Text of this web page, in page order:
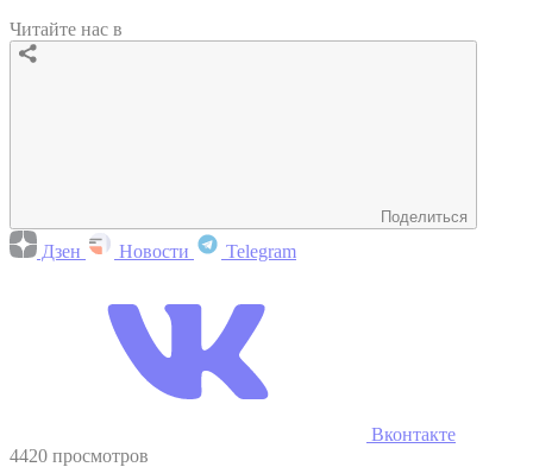
Читайте нас в
Поделиться
Дзен Новости Telegram
Вконтакте
4420 просмотров